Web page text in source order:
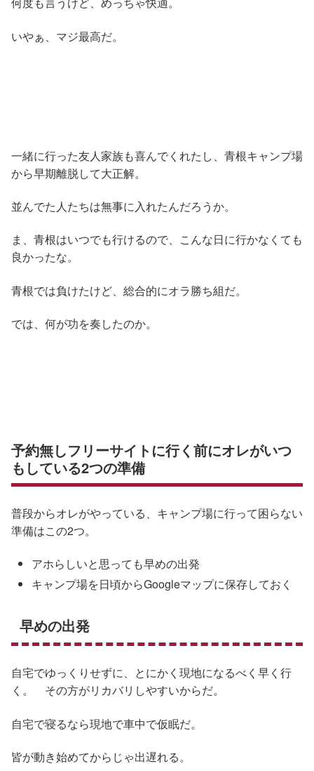
いやぁ、マジ最高だ。
一緒に行った友人家族も喜んでくれたし、青根キャンプ場
から早期離脱して大正解。
並んでた人たちは無事に入れたんだろうか。
ま、青根はいつでも行けるので、こんな日に行かなくても
良かったな。
青根では負けたけど、総合的にオラ勝ち組だ。
では、何が功を奏したのか。
予約無しフリーサイトに行く前にオレがいつ
もしている2つの準備
普段からオレがやっている、キャンプ場に行って困らない
準備はこの2つ。
アホらしいと思っても早めの出発
キャンプ場を日頃からGoogleマップに保存しておく
早めの出発
自宅でゆっくりせずに、とにかく現地になるべく早く行
く。 その方がリカバリしやすいからだ。
自宅で寝るなら現地で車中で仮眠だ。
皆が動き始めてからじゃ出遅れる。